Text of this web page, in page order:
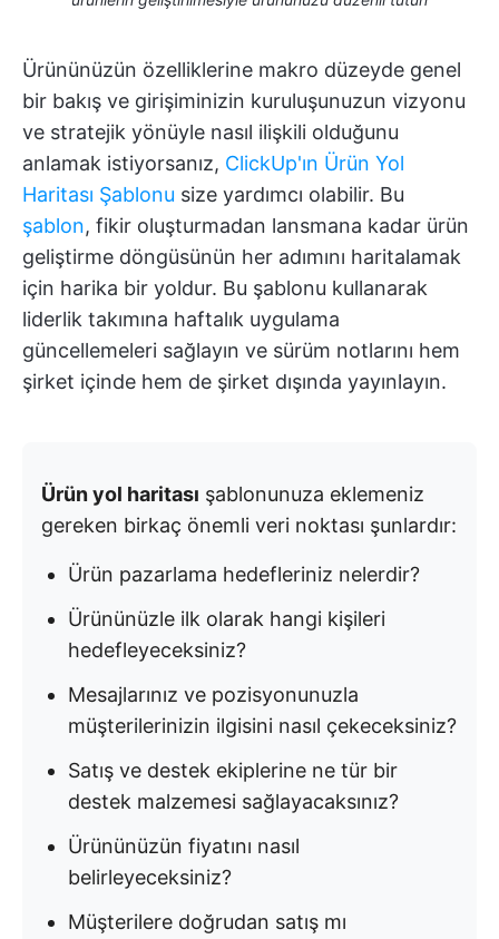
Ürününüzün özelliklerine makro düzeyde genel
bir bakış ve girişiminizin kuruluşunuzun vizyonu
ve stratejik yönüyle nasıl ilişkili olduğunu
anlamak istiyorsanız, ClickUp'ın Ürün Yol
Haritası Şablonu size yardımcı olabilir. Bu
şablon, fikir oluşturmadan lansmana kadar ürün
geliştirme döngüsünün her adımını haritalamak
için harika bir yoldur. Bu şablonu kullanarak
liderlik takımına haftalık uygulama
güncellemeleri sağlayın ve sürüm notlarını hem
şirket içinde hem de şirket dışında yayınlayın.
Ürün yol haritası şablonunuza eklemeniz
gereken birkaç önemli veri noktası şunlardır:
Ürün pazarlama hedefleriniz nelerdir?
Ürününüzle ilk olarak hangi kişileri
hedefleyeceksiniz?
Mesajlarınız ve pozisyonunuzla
müşterilerinizin ilgisini nasıl çekeceksiniz?
Satış ve destek ekiplerine ne tür bir
destek malzemesi sağlayacaksınız?
Ürününüzün fiyatını nasıl
belirleyeceksiniz?
Müşterilere doğrudan satış mı